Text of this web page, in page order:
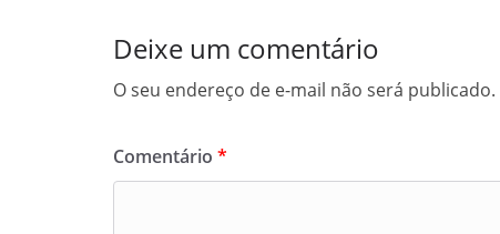
Deixe um comentário
O seu endereço de e-mail não será publicado.
Comentário *